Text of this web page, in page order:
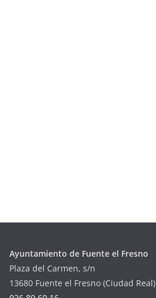
Ayuntamiento de Fuente el Fresno
Plaza del Carmen, s/n
13680 Fuente el Fresno (Ciudad Real)